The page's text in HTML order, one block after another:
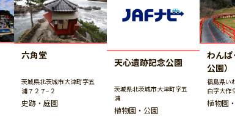
六角堂
茨城県北茨城市大津町字五
浦７２７−２
史跡・庭園
天心遺跡記念公園
茨城県北茨城市大津町字五
浦
植物園・公園
わん
公園）
福島県い
白字大作
植物園